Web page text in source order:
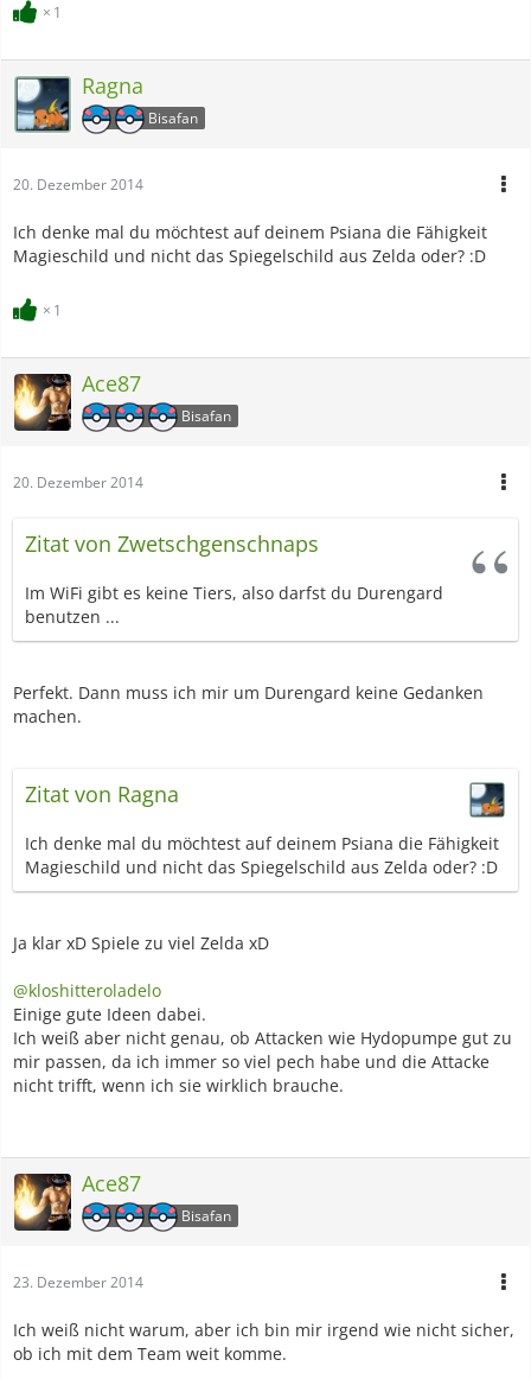
1
Ragna
Bisafan
20. Dezember 2014
Ich denke mal du möchtest auf deinem Psiana die Fähigkeit
Magieschild und nicht das Spiegelschild aus Zelda oder? :D
1
Ace87
Bisafan
20. Dezember 2014
Zitat von Zwetschgenschnaps
Im WiFi gibt es keine Tiers, also darfst du Durengard
benutzen ...
Perfekt. Dann muss ich mir um Durengard keine Gedanken
machen.
Zitat von Ragna
Ich denke mal du möchtest auf deinem Psiana die Fähigkeit
Magieschild und nicht das Spiegelschild aus Zelda oder? :D
Ja klar xD Spiele zu viel Zelda xD
@kloshitteroladelo
Einige gute Ideen dabei.
Ich weiß aber nicht genau, ob Attacken wie Hydopumpe gut zu
mir passen, da ich immer so viel pech habe und die Attacke
nicht trifft, wenn ich sie wirklich brauche.
Ace87
Bisafan
23. Dezember 2014
Ich weiß nicht warum, aber ich bin mir irgend wie nicht sicher,
ob ich mit dem Team weit komme.